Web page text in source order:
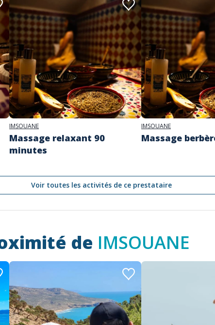
IMSOUANE
Massage relaxant 90
minutes
IMSOUANE
Massage
Voir toutes les activités de ce prestataire
de IMSOUANE